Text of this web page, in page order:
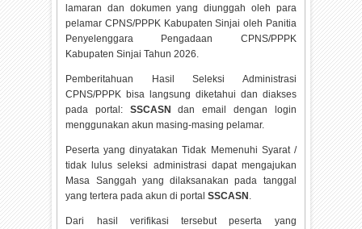
lamaran dan dokumen yang diunggah oleh para
pelamar CPNS/PPPK Kabupaten Sinjai oleh Panitia
Penyelenggara Pengadaan CPNS/PPPK
Kabupaten Sinjai Tahun2026.
Pemberitahuan Hasil Seleksi Administrasi
CPNS/PPPK bisa langsung diketahui dan diakses
pada portal: SSCASN
dan email dengan login
menggunakan akun masing-masing pelamar.
Peserta yang dinyatakan Tidak Memenuhi Syarat /
tidak lulus seleksi administrasi dapat mengajukan
Masa Sanggah yang dilaksanakan pada tanggal
yang tertera pada akun di portalSSCASN .
Dari hasil verifikasi tersebut peserta yang